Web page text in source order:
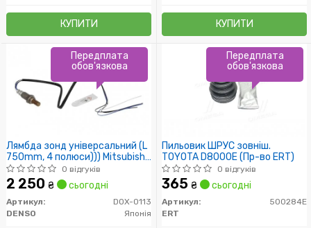
КУПИТИ КУПИТИ
Лямбда зонд універсальний (L
750mm, 4 полюси))) Mitsubishi
Outlander 94-12, Pajero 98-//
Subaru Justy 03-, Legacy 03-,
Outback 03-09// Suzuki Swift
05-
0 відгуків
2 250 ₴ сьогодні
Артикул:
DOX-0113
DENSO
Японія
Передплата
обов'язкова
Пильовик ШРУС зовніш.
TOYOTA D8000E (Пр-во ERT)
0 відгуків
365 ₴ сьогодні
Артикул:
500284E
ERT
Передплата
обов'язкова